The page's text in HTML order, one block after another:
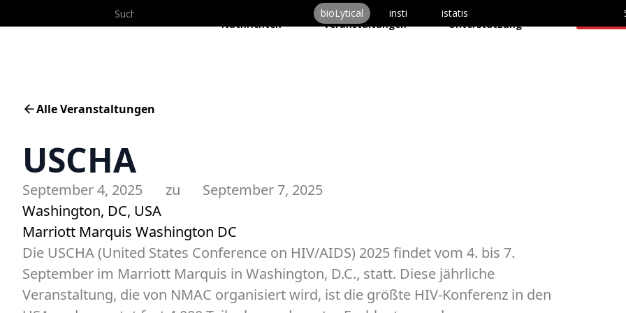
bioLytical insti istatis
Produkte
Über uns
Nachrichten
Veranstaltungen Unterstützung
Alle Veranstaltungen
USCHA
September 4, 2025 zu
September 7, 2025
Washington, DC, USA
Marriott Marquis Washington DC
Die USCHA (United States Conference on HIV/AIDS) 2025 findet vom 4. bis 7.
September im Marriott Marquis in Washington, D.C., statt. Diese jährliche
Veranstaltung, die von NMAC organisiert wird, ist die größte HIV-Konferenz in den